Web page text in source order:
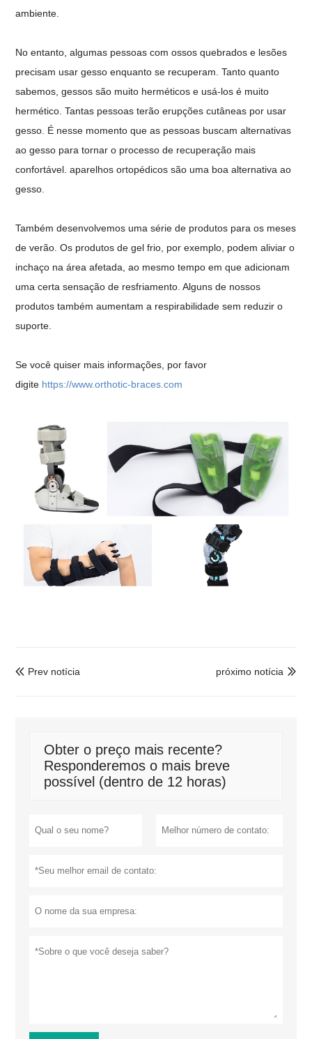
ambiente.
No entanto, algumas pessoas com ossos quebrados e lesões
precisam usar gesso enquanto se recuperam. Tanto quanto
sabemos, gessos são muito herméticos e usá-los é muito
hermético. Tantas pessoas terão erupções cutâneas por usar
gesso. É nesse momento que as pessoas buscam alternativas
ao gesso para tornar o processo de recuperação mais
confortável. aparelhos ortopédicos são uma boa alternativa ao
gesso.
Também desenvolvemos uma série de produtos para os meses
de verão. Os produtos de gel frio, por exemplo, podem aliviar o
inchaço na área afetada, ao mesmo tempo em que adicionam
uma certa sensação de resfriamento. Alguns de nossos
produtos também aumentam a respirabilidade sem reduzir o
suporte.
Se você quiser mais informações, por favor
digite https://www.orthotic-braces.com
 Prev notícia 
próximo notícia
Obter o preço mais recente?
Responderemos o mais breve
possível (dentro de 12 horas)